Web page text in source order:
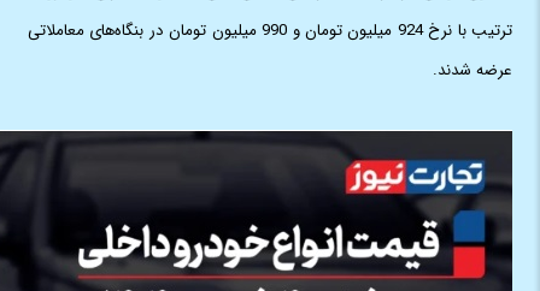
ترتیب با نرخ 924 میلیون تومان و 990 میلیون تومان در بنگاه‌های معاملاتی
عرضه شدند.